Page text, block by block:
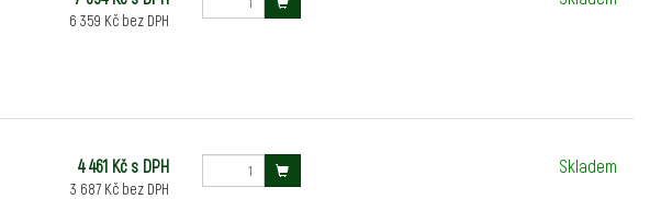
6 359 Kč bez DPH
4 461 Kč s DPH
3 687 Kč bez DPH
Skladem